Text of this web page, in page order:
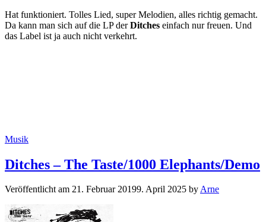
Hat funktioniert. Tolles Lied, super Melodien, alles richtig gemacht.
Da kann man sich auf die LP derDitches einfach nur freuen. Und
das Label ist ja auch nicht verkehrt.
Kategorien
Musik
Ditches – The Taste/1000 Elephants/Demo
Veröffentlicht am 21. Februar 20199. April 2025 byArne